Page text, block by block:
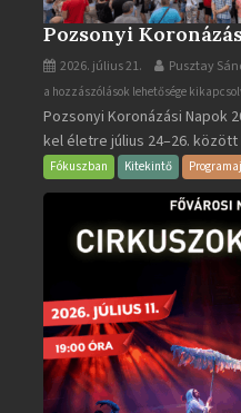
Pozsonyi
2026. július 21. Pusztay
Pozsonyi
Koronázási
Napok
bejegyzéshez
a hozzászólások lehetősége
Pozsonyi Koronázási Napok
kel életre július 24–26.
Fókuszban Kitekintő